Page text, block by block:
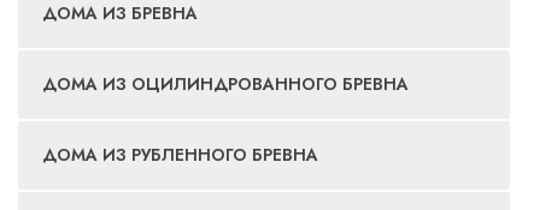
ДОМА ИЗ БРЕВНА
ДОМА ИЗ ОЦИЛИНДРОВАННОГО БРЕВНА
ДОМА ИЗ РУБЛЕННОГО БРЕВНА